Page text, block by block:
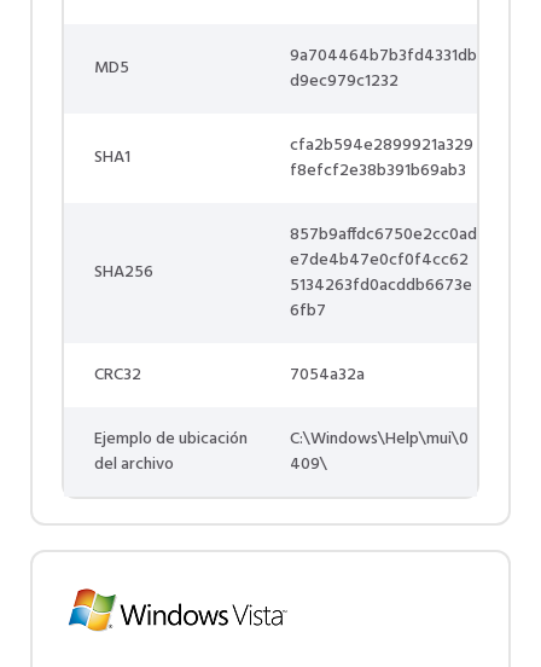
MD5
9a704464b7b3fd4331db
d9ec979c1232
SHA1
cfa2b594e2899921a329
f8efcf2e38b391b69ab3
SHA256
857b9affdc6750e2cc0ad
e7de4b47e0cf0f4cc62
5134263fd0acddb6673e
6fb7
CRC32 7054a32a
Ejemplo de ubicación
del archivo
C:\Windows\Help\mui\0
409\